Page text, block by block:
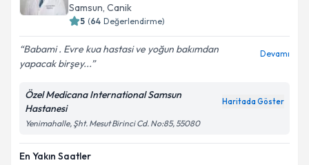
Samsun, Canik
5 (64 Değerlendirme)
Babami . Evre kua hastasi ve yoğun bakımdan
yapacak birşey...
Devamı
Özel Medicana International Samsun
Hastanesi
Haritada Göster
Yenimahalle, Şht. Mesut Birinci Cd. No:85, 55080
En Yakın Saatler